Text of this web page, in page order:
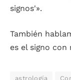
signos'».
También
es el signo con
astrología